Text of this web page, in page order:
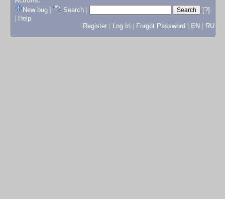
New bug
Search
[?]
Help
Register
Log In Forgot Password EN RU